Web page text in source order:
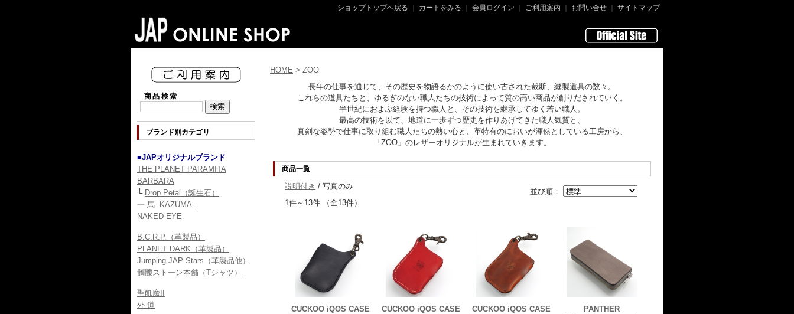
ショップトップへ戻る カートをみる 会員ログイン ご利用案内 お問い合せ サイトマップ
商品検索
ブランド別カテゴリ
■JAPオリジナルブランド
THE PLANET PARAMITA
BARBARA
└ Drop Petal（誕生石）
一 馬 -KAZUMA-
NAKED EYE
B.C.R.P.（革製品）
PLANET DARK（革製品）
Jumping JAP Stars（革製品他）
髑髏ストーン本舗（Tシャツ）
聖飢魔II
外 道
HOME > ZOO
長年の仕事を通じて、その歴史を物語るかのように使い古された裁断、縫製道具の数々。
これらの道具たちと、ゆるぎのない職人たちの技術によって質の高い商品が創りだされていく。
半世紀におよぶ経験を持つ職人と、その技術を継承してゆく若い職人。
最高の技術を以て、地道に一歩ずつ歴史を作りあげてきた職人気質と、
真剣な姿勢で仕事に取り組む職人たちの熱い心と、革特有のにおいが渾然としている工房から、
「ZOO」のレザーオリジナルが生まれていきます。
商品一覧
並び順：
説明付き / 写真のみ
1件～13件 （全13件）
CUCKOO iQOS CASE
CUCKOO iQOS CASE
CUCKOO iQOS CASE
PANTHER